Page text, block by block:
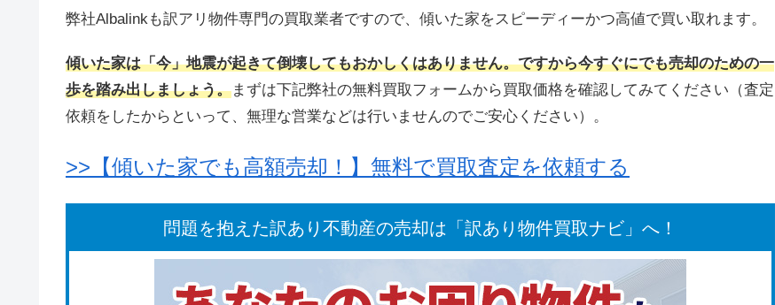
弊社Albalinkも訳アリ物件専門の買取業者ですので、傾いた家をスピーディーかつ高値で買い取れます。
傾いた家は「今」地震が起きて倒壊してもおかしくはありません。ですから今すぐにでも売却のための一
歩を踏み出しましょう。まずは下記弊社の無料買取フォームから買取価格を確認してみてください（査定
依頼をしたからといって、無理な営業などは行いませんのでご安心ください）。
>>【傾いた家でも高額売却！】無料で買取査定を依頼する
問題を抱えた訳あり不動産の売却は「訳あり物件買取ナビ」へ！